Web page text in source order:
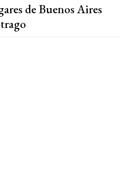
de Buenos Aires